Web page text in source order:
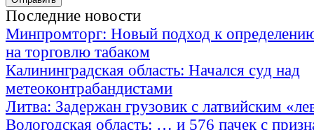
Последние новости
Минпромторг: Новый подход к
на торговлю табаком
Калининградская область: Начался суд над
метеоконтрабандистами
Литва: Задержан грузовик с латвийским
Вологодская область: … и 576 пачек с